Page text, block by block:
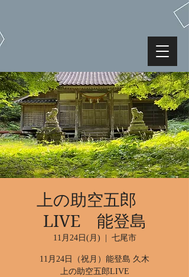
上の助空五郎
LIVE 能登島
11月24日(月) 七尾市
11月24日（祝月）能登島 久木
上の助空五郎LIVE